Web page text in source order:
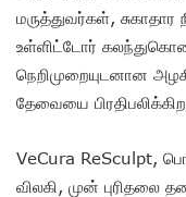
மருத்துவர்கள்,
உள்ளிட்டோர்
நெறிமுறையுடனான
தேவையை
VeCura ReSculpt,
விலகி, முன் புரிதலை